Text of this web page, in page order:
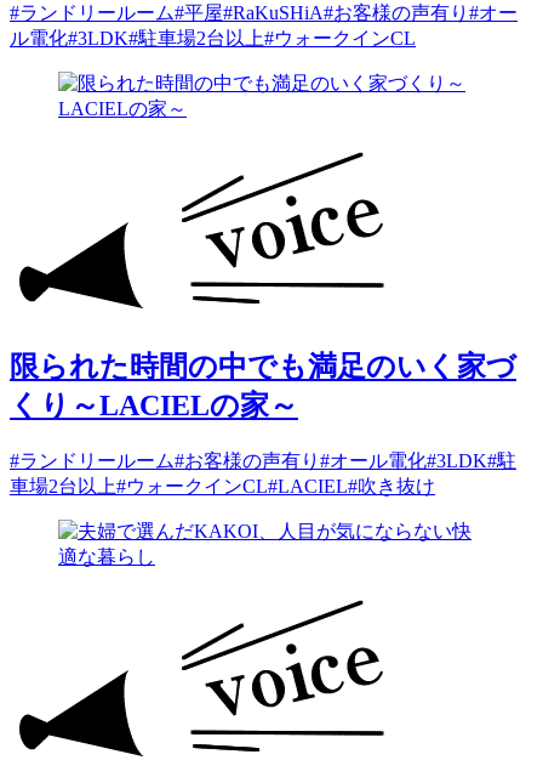
#ランドリールーム#平屋#RaKuSHiA#お客様の声有り #オー
ル電化#3LDK#駐車場2台以上#ウォークインCL
限られた時間の中でも満足のいく家づ
くり～LACIELの家～
#ランドリールーム#お客様の声有り #オール電化#3LDK#駐
車場2台以上#ウォークインCL#LACIEL#吹き抜け